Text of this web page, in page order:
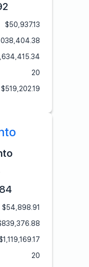
$50,937.13
20
$519,202.19
$54,898.91
839,376.88
1,119,169.17
20